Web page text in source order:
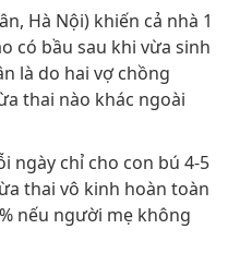
Hà Nội) khiến cả nhà 1
có bầu sau khi vừa sinh
là do hai vợ chồng
thai nào khác ngoài
ngày chỉ cho con bú 4-5
thai vô kinh hoàn toàn
nếu người mẹ không